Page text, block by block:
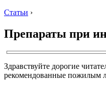
Статьи ›
Препараты при
Здравствуйте дорогие
рекомендованные пожилым